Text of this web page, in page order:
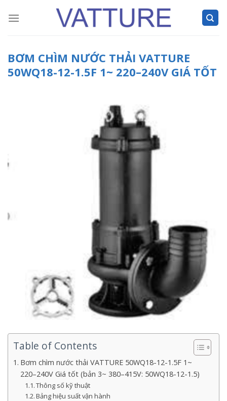
BƠM CHÌM NƯỚC THẢI VATTURE
50WQ18-12-1.5F 1~ 220–240V GIÁ TỐT
Table of Contents
Bơm chìm nước thải VATTURE 50WQ18-12-1.5F 1~
220–240V Giá tốt (bản 3~ 380–415V: 50WQ18-12-1.5)
Thông số kỹ thuật
Bảng hiệu suất vận hành